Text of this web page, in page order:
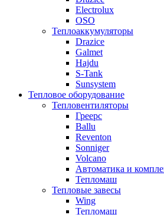
Electrolux
OSO
Теплоаккумуляторы
Drazice
Galmet
Hajdu
S-Tank
Sunsystem
Тепловое оборудование
Тепловентиляторы
Греерс
Ballu
Reventon
Sonniger
Volcano
Автоматика и
Тепломаш
Тепловые завесы
Wing
Тепломаш